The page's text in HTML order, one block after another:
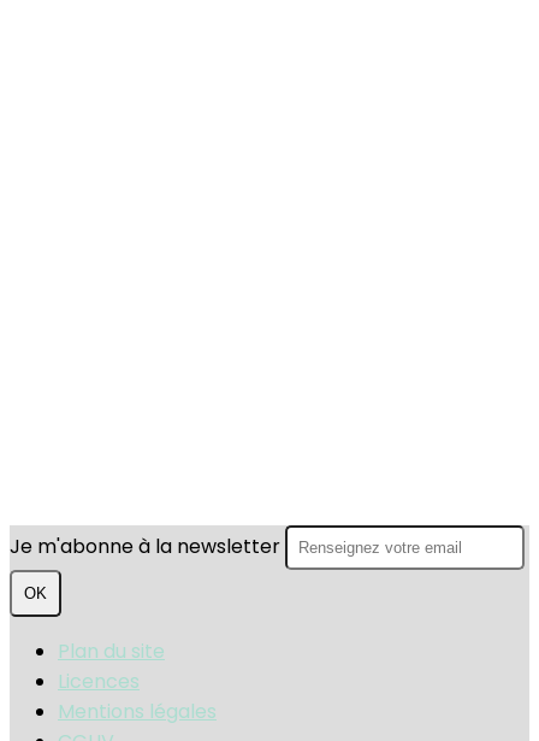
Je m'abonne à la newsletter
OK
Plan du site
Licences
Mentions légales